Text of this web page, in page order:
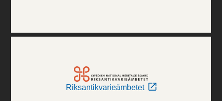
Riksantikvarieämbetet